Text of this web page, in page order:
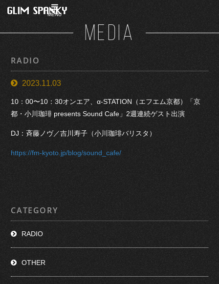
MENU
MEDIA
RADIO
2023.11.03
10：00〜10：30オンエア、α-STATION（エフエム京都）「京
都・小川珈琲 presents Sound Cafe」2週連続ゲスト出演
DJ：斉藤ノヴ／吉川寿子（小川珈琲バリスタ）
https://fm-kyoto.jp/blog/sound_cafe/
CATEGORY
RADIO
OTHER